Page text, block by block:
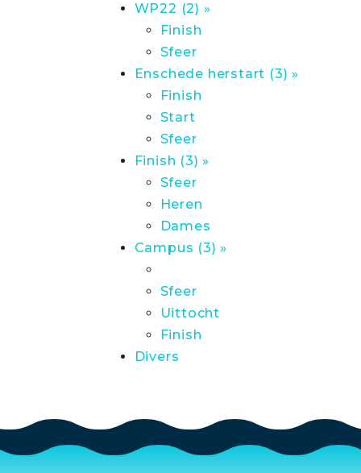
WP22 (2) »
Finish
Sfeer
Enschede herstart (3) »
Finish
Start
Sfeer
Finish (3) »
Sfeer
Heren
Dames
Campus (3) »
Sfeer
Uittocht
Finish
Divers